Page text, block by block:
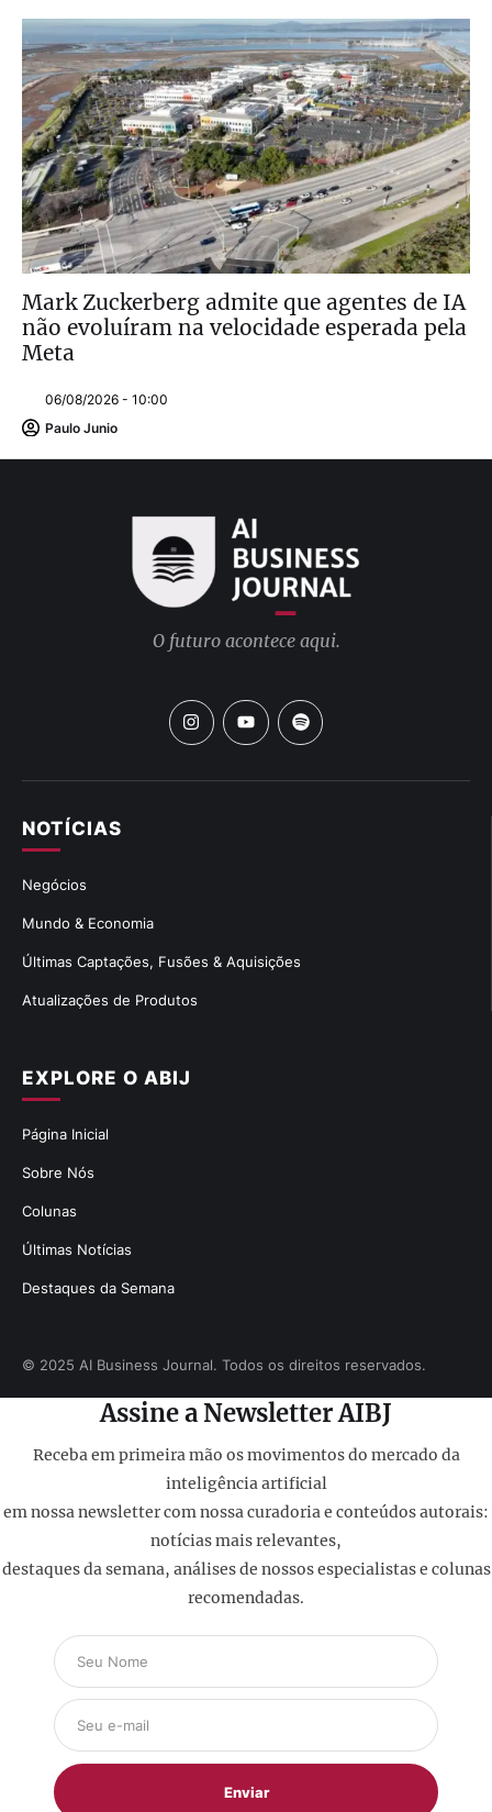
Mark Zuckerberg admite que agentes de IA
não evoluíram na velocidade esperada pela
Meta
06/08/2026 - 10:00
Paulo Junio
EXPLORE O ABIJ
Página Inicial
Sobre Nós
Colunas
Últimas Notícias
Destaques da Semana
NOTÍCIAS
Negócios
Mundo & Economia
Últimas Captações, Fusões & Aquisições
Atualizações de Produtos
O futuro acontece aqui.
© 2025 AI Business Journal. Todos os direitos reservados.
Assine a Newsletter AIBJ
Receba em primeira mão os movimentos do mercado da
inteligência artificial
em nossa newsletter com nossa curadoria e conteúdos autorais:
notícias mais relevantes,
destaques da semana, análises de nossos especialistas e colunas
recomendadas.